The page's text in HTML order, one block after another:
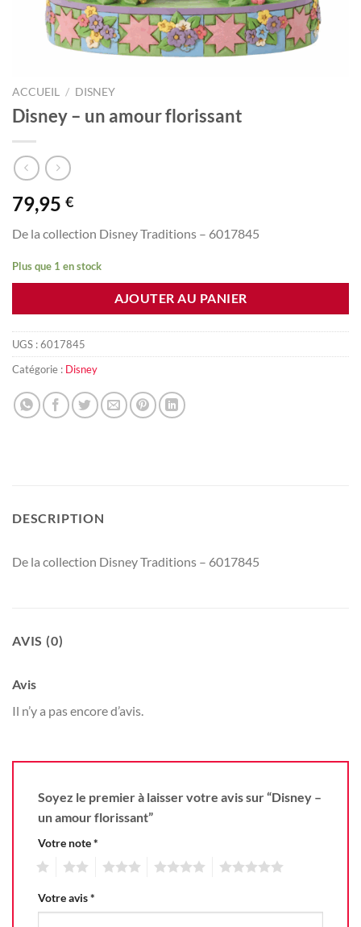
ACCUEIL / DISNEY
Disney – un amour florissant
79,95 €
De la collection Disney Traditions – 6017845
Plus que 1 en stock
AJOUTER AU PANIER
UGS :6017845
Catégorie : Disney
DESCRIPTION
De la collection Disney Traditions – 6017845
AVIS (0)
Avis
Il n’y a pas encore d’avis.
Soyez le premier à laisser votre avis sur “Disney –
un amour florissant”
Votre note*
Votre avis*